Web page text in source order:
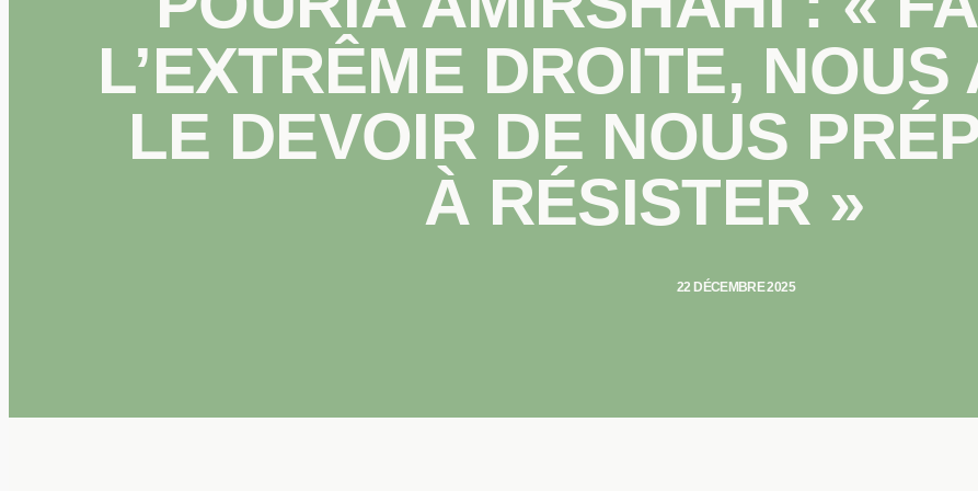
L’EXTRÊME DROITE, NOUS
LE DEVOIR DE NOUS
À RÉSISTER »
22 DÉCEMBRE 2025